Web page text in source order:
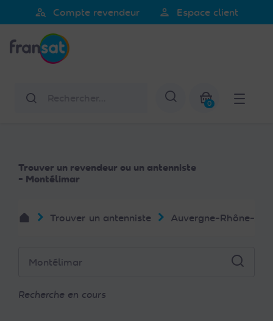
noter
Ce
comprend
person_search Compte revendeur person Espace client
Afficher la
0
Trouver un revendeur ou un antenniste
- Montélimar
Trouver un antenniste Auvergne-Rhône-
Recherche en cours